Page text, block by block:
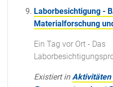
Laborbesichtigung -
Materialforschung
Ein Tag vor Ort - Das
Existiert in Aktivitäten